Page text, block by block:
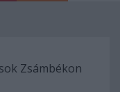
Zsámbékon